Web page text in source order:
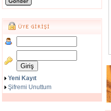
Yeni Kayıt
Şifremi Unuttum